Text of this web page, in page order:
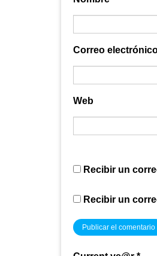
Correo
Web
Recibir un
Recibir un